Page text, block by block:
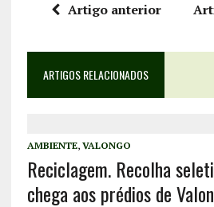
Artigo anterior
ARTIGOS RELACIONADOS
AMBIENTE, VALONGO
Reciclagem. Recolha
chega aos prédios de